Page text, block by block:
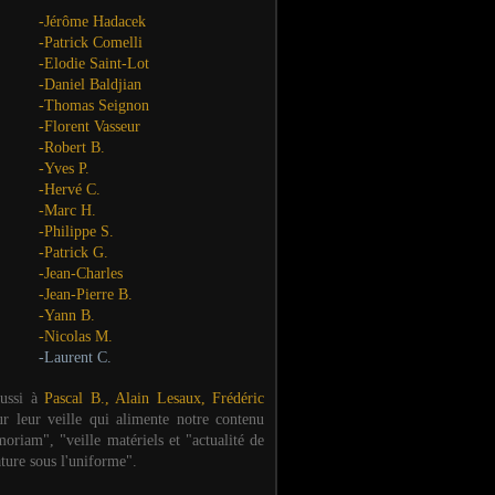
-Jérôme Hadacek
-Patrick Comelli
-Elodie Saint-Lot
-Daniel Baldjian
-Thomas Seignon
-Florent Vasseur
-Robert B.
-Yves P.
-Hervé C.
-Marc H.
-Philippe S.
-Patrick G.
-Jean-Charles
-Jean-Pierre B.
-Yann B.
-Nicolas M.
-Laurent C.
àPascal B., Alain Lesaux, Frédéric
leur veille qui alimente notre contenu
"veille matériels et "actualité de
sous l'uniforme".